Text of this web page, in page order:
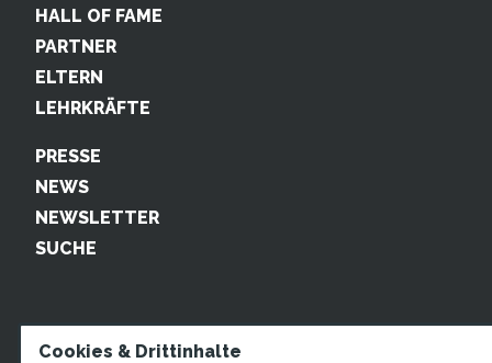
HALL OF FAME
PARTNER
ELTERN
LEHRKRÄFTE
PRESSE
NEWS
NEWSLETTER
SUCHE
Cookies & Drittinhalte